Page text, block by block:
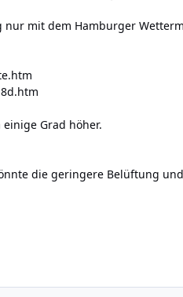
mit dem Hamburger
Grad höher.
die geringere Belüftung